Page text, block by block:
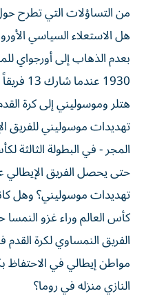
من التساؤلات التي تطرح
هل الاستعلاء السياسي
بعدم الذهاب إلى أورجواي
1930
هتلر وموسوليني إلى كرة
تهديدات موسوليني للفريق
حتى يحصل الفريق
تهديدات موسوليني؟ وهل
كأس العالم وراء غزو
الفريق النمساوي لكرة
مواطن إيطالي في
النازي منزله في روما؟